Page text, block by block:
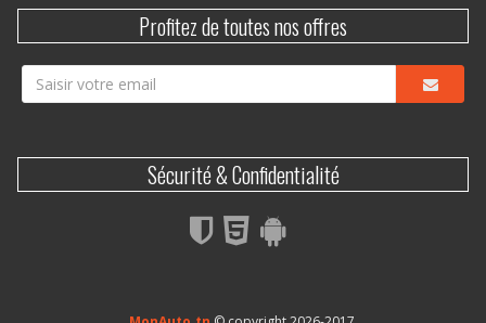
Profitez de toutes nos offres
Sécurité & Confidentialité